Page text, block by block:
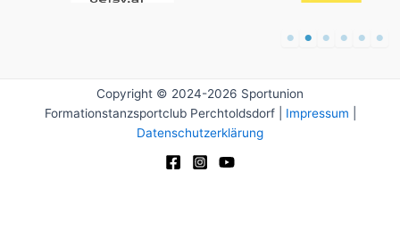
Copyright © 2024-2026 Sportunion
Formationstanzsportclub Perchtoldsdorf | Impressum
Datenschutzerklärung